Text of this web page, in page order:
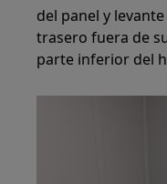
del panel y
trasero fuera de
parte inferior del